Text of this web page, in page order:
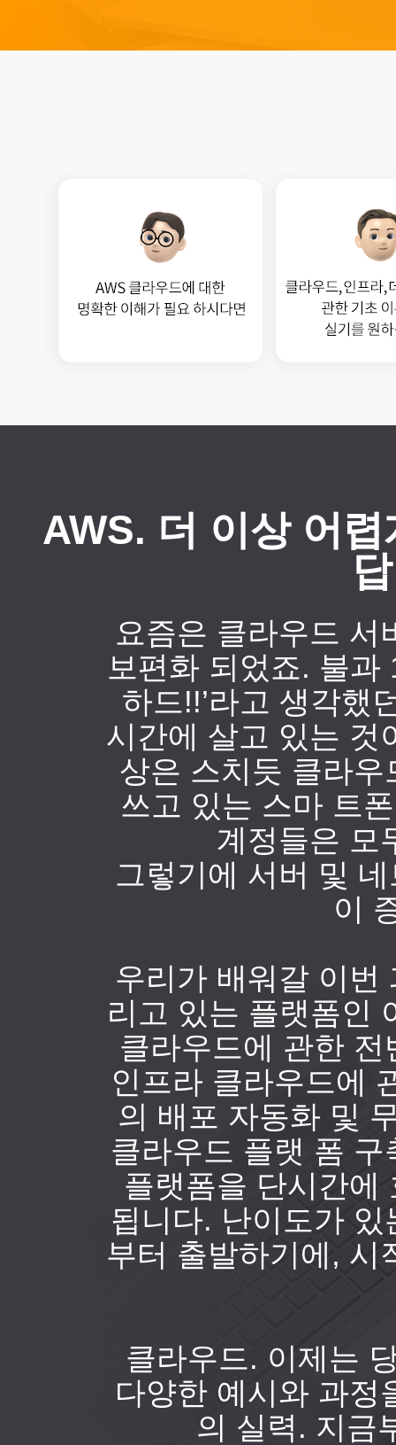
AWS. 더 이상 어
요즘은 클라우드 서
보편화 되었죠. 불과
하드!!’라고 생각했
시간에 살고 있는 것
상은 스치듯 클라
쓰고 있는 스마 트
계정들은 모
그렇기에 서버 및
이
우리가 배워갈 이번
리고 있는 플랫폼인
클라우드에 관한
인프라 클라우드에
의 배포 자동화 및
클라우드 플랫 폼
플랫폼을 단시간에
됩니다. 난이도가
부터 출발하기에, 시
클라우드. 이제는
다양한 예시와 과정
의 실력. 지금